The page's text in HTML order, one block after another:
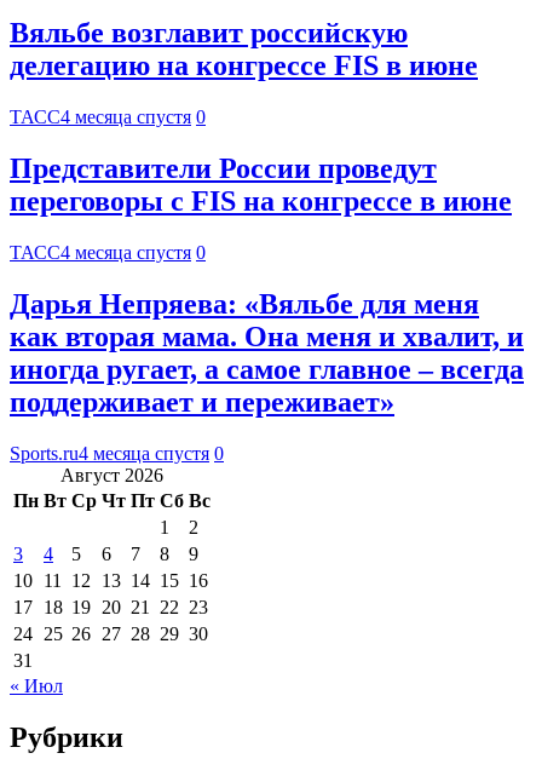
Вяльбе возглавит российскую
делегацию на конгрессе FIS в июне
ТАСС4 месяца спустя 0
Представители России проведут
переговоры с FIS на конгрессе в июне
ТАСС4 месяца спустя 0
Дарья Непряева: «Вяльбе для меня
как вторая мама. Она меня и хвалит, и
иногда ругает, а самое главное – всегда
поддерживает и переживает»
Sports.ru4 месяца спустя 0
Август 2026
Пн Вт Ср Чт Пт Сб Вс
1
2
3
4 5 6 7 8
9
10 11 12 13 14 15 16
17 18 19 20 21 22 23
24 25 26 27 28 29 30
31
« Июл
Рубрики